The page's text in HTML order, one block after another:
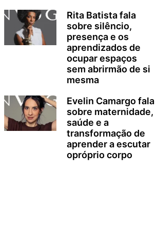
Rita Batista fala
sobre silêncio,
presença e os
aprendizados de
ocupar espaços
sem abrirmão de si
mesma
Evelin Camargo fala
sobre maternidade,
saúde e a
transformação de
aprender a escutar
opróprio corpo